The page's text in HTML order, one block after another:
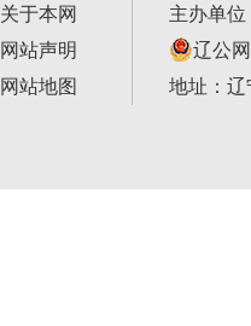
关于本网
网站声明
网站地图
主办单
辽公
地址：辽